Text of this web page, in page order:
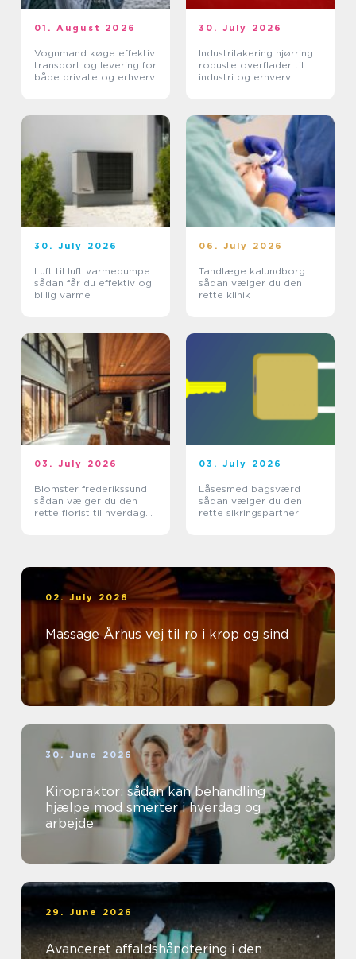
01. August 2026
Vognmand køge effektiv
transport og levering for
både private og erhverv
30. July 2026
Industrilakering hjørring
robuste overflader til
industri og erhverv
30. July 2026
Luft til luft varmepumpe:
sådan får du effektiv og
billig varme
06. July 2026
Tandlæge kalundborg
sådan vælger du den
rette klinik
03. July 2026
Blomster frederikssund
sådan vælger du den
rette florist til hverdag
03. July 2026
Låsesmed bagsværd
sådan vælger du den
rette sikringspartner
02. July 2026
Massage Århus vej til ro i krop og sind
30. June 2026
Kiropraktor: sådan kan behandling
hjælpe mod smerter i hverdag og
arbejde
29. June 2026
Avanceret affaldshåndtering i den